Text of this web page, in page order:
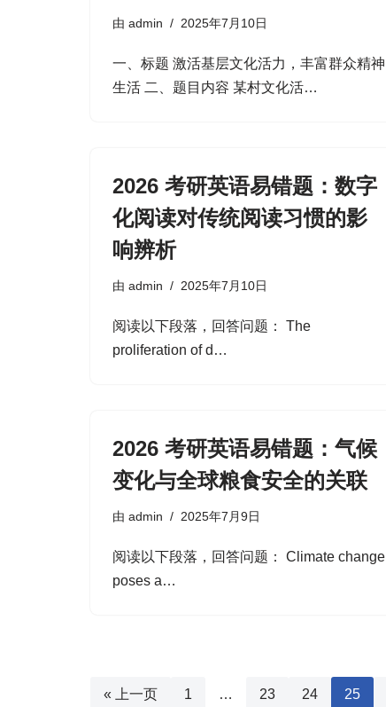
由 admin 2025年7月10日
一、标题 激活基层文化活力，丰富群众精神
生活 二、题目内容 某村文化活…
2026 考研英语易错题：数字
化阅读对传统阅读习惯的影
响辨析
由 admin 2025年7月10日
阅读以下段落，回答问题： The
proliferation of d…
2026 考研英语易错题：气候
变化与全球粮食安全的关联
由 admin 2025年7月9日
阅读以下段落，回答问题： Climate change
poses a…
« 上一页 1 … 23 24 25